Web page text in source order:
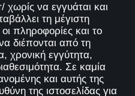
να εγγυάται και
τη μέγιστη
πληροφορίες και το
διέπονται από τη
χρονική εγγύτητα,
Σε καμία
και αυτής της
της ιστοσελίδας για